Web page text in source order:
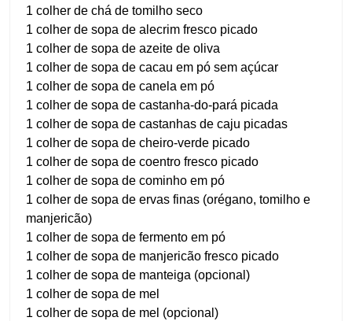
1 colher de chá de tomilho seco
1 colher de sopa de alecrim fresco picado
1 colher de sopa de azeite de oliva
1 colher de sopa de cacau em pó sem açúcar
1 colher de sopa de canela em pó
1 colher de sopa de castanha-do-pará picada
1 colher de sopa de castanhas de caju picadas
1 colher de sopa de cheiro-verde picado
1 colher de sopa de coentro fresco picado
1 colher de sopa de cominho em pó
1 colher de sopa de ervas finas (orégano, tomilho e
manjericão)
1 colher de sopa de fermento em pó
1 colher de sopa de manjericão fresco picado
1 colher de sopa de manteiga (opcional)
1 colher de sopa de mel
1 colher de sopa de mel (opcional)